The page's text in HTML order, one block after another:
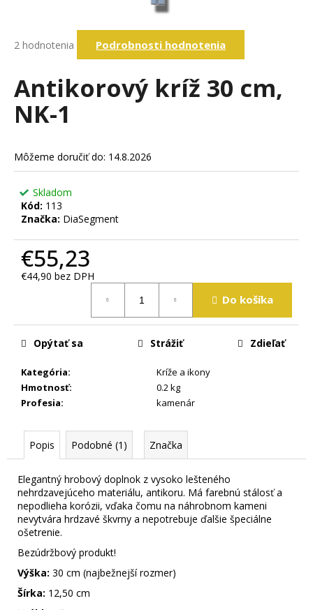
hodnotenie
4,5
2 hodnotenia Podrobnosti hodnotenia
Antikorový kríž 30 cm,
NK-1
Môžeme doručiť do: 14.8.2026
Skladom
Kód: 113
Značka: DiaSegment
€55,23
€44,90 bez DPH
Do košíka
Kategória:
Kríže a ikony
Hmotnosť:
0.2 kg
Profesia: kamenár
Opýtať sa Strážiť Zdieľať
Popis Podobné (1) Značka
Elegantný hrobový doplnok z vysoko lešteného
nehrdzavejúceho materiálu, antikoru. Má farebnú stálosť a
nepodlieha korózii, vďaka čomu na náhrobnom kameni
nevytvára hrdzavé škvrny a nepotrebuje ďalšie špeciálne
ošetrenie.
Bezúdržbový produkt!
Výška: 30 cm (najbežnejší rozmer)
Šírka: 12,50 cm
j
s
?
O
d
p
o
ú
m
e